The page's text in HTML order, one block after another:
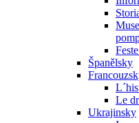
Španělsky
Le
Ukrajinsky